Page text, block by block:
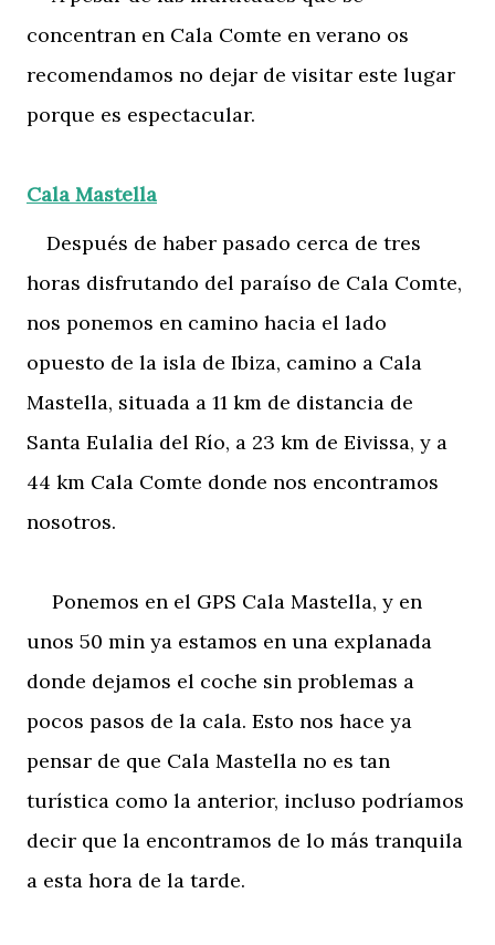
concentran en Cala Comte en verano os
recomendamos no dejar de visitar este lugar
porque es espectacular.
Cala Mastella
Después de haber pasado cerca de tres
horas disfrutando del paraíso de Cala Comte,
nos ponemos en camino hacia el lado
opuesto de la isla de Ibiza, camino a Cala
Mastella, situada a 11 km de distancia de
Santa Eulalia del Río, a 23 km de Eivissa, y a
44 km Cala Comte donde nos encontramos
nosotros.
Ponemos en el GPS Cala Mastella, y en
unos 50 min ya estamos en una explanada
donde dejamos el coche sin problemas a
pocos pasos de la cala. Esto nos hace ya
pensar de que Cala Mastella no es tan
turística como la anterior, incluso podríamos
decir que la encontramos de lo más tranquila
a esta hora de la tarde.